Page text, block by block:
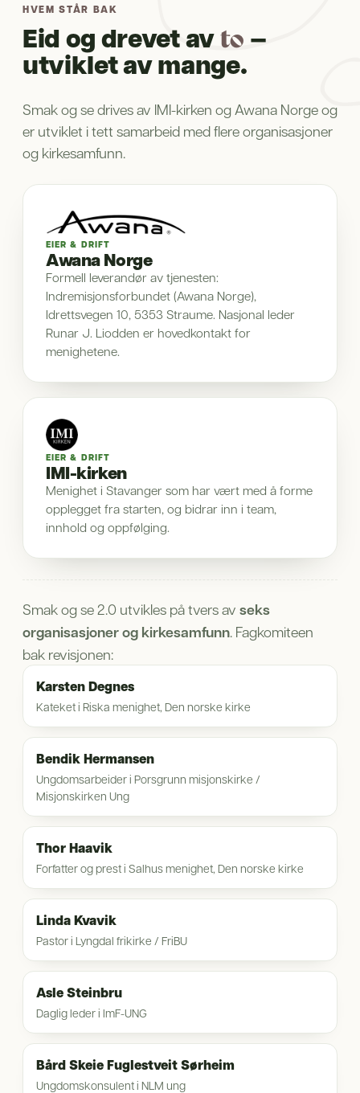
HVEM STÅR BAK
Eid og drevet avto —
utviklet av mange.
Smak og se drives av IMI-kirken og Awana Norge og
er utviklet i tett samarbeid med flere organisasjoner
og kirkesamfunn.
EIER & DRIFT
Awana Norge
Formell leverandør av tjenesten:
Indremisjonsforbundet (Awana Norge),
Idrettsvegen 10, 5353 Straume. Nasjonal leder
Runar J. Liodden er hovedkontakt for
menighetene.
EIER & DRIFT
IMI-kirken
Menighet i Stavanger som har vært med å forme
opplegget fra starten, og bidrar inn i team,
innhold og oppfølging.
Smak og se 2.0 utvikles på tvers av seks
organisasjoner og kirkesamfunn. Fagkomiteen
bak revisjonen:
Karsten Degnes
Kateket i Riska menighet, Den norske kirke
Bendik Hermansen
Ungdomsarbeider i Porsgrunn misjonskirke /
Misjonskirken Ung
Thor Haavik
Forfatter og prest i Salhus menighet, Den norske kirke
Linda Kvavik
Pastor i Lyngdal frikirke / FriBU
Asle Steinbru
Daglig leder i ImF-UNG
Bård Skeie Fuglestveit Sørheim
Ungdomskonsulent i NLM ung